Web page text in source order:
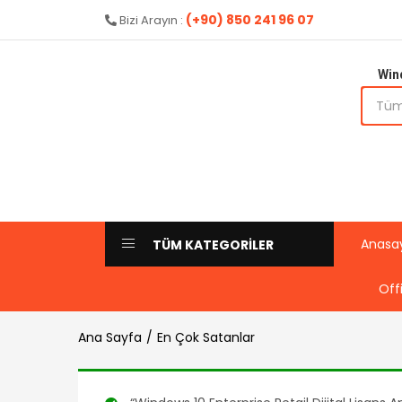
Bizi Arayın : (+90) 850 241 96 07
TÜM KATEGORİLER
Ana Sayfa En Çok Satanlar